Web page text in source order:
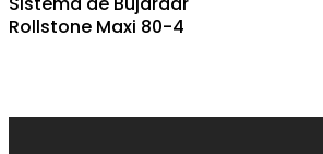
Rollstone Maxi 80-4